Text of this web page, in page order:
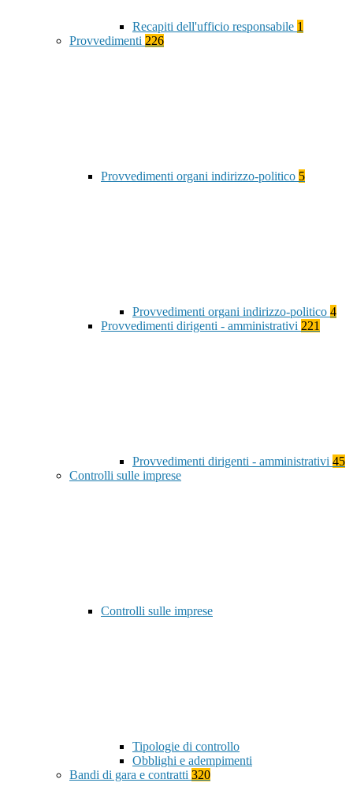
Recapiti dell'ufficio responsabile 1
Provvedimenti 226
Provvedimenti organi indirizzo-politico 5
Provvedimenti organi indirizzo-politico 4
Provvedimenti dirigenti - amministrativi 221
Provvedimenti dirigenti - amministrativi 45
Controlli sulle imprese
Controlli sulle imprese
Tipologie di controllo
Obblighi e adempimenti
Bandi di gara e contratti 320